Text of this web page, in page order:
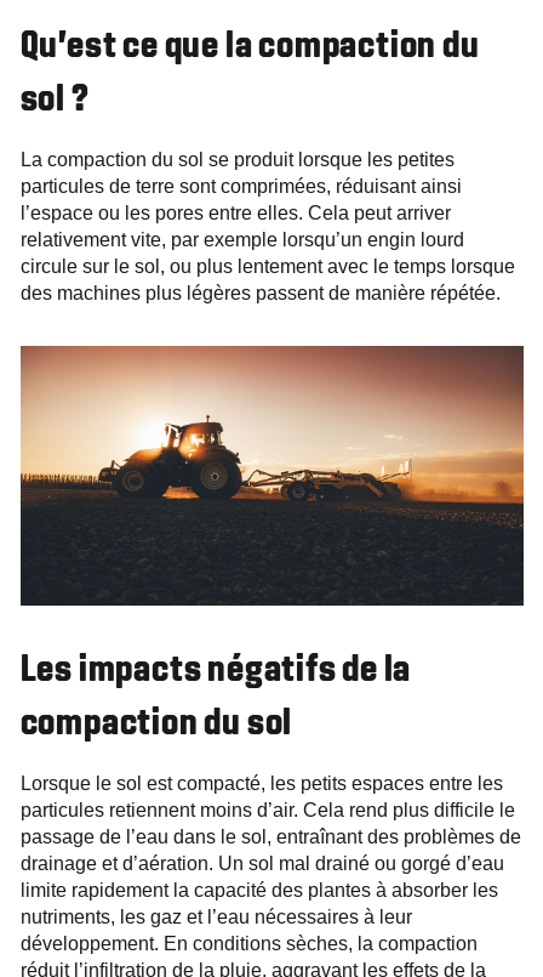
Qu'est ce que la compaction du
sol ?
La compaction du sol se produit lorsque les petites
particules de terre sont comprimées, réduisant ainsi
l’espace ou les pores entre elles. Cela peut arriver
relativement vite, par exemple lorsqu’un engin lourd
circule sur le sol, ou plus lentement avec le temps lorsque
des machines plus légères passent de manière répétée.
Les impacts négatifs de la
compaction du sol
Lorsque le sol est compacté, les petits espaces entre les
particules retiennent moins d’air. Cela rend plus difficile le
passage de l’eau dans le sol, entraînant des problèmes de
drainage et d’aération. Un sol mal drainé ou gorgé d’eau
limite rapidement la capacité des plantes à absorber les
nutriments, les gaz et l’eau nécessaires à leur
développement. En conditions sèches, la compaction
réduit l’infiltration de la pluie, aggravant les effets de la